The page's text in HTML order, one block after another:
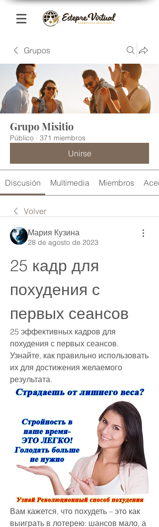
Grupos
Grupo Misitio
Público · 371 miembros
Unirse
Discusión Multimedia Miembros
Volver
Мария Кузина
28 de agosto de 2023
25 кадр для
похудения с
первых сеансов
25 эффективных кадров для
похудения с первых сеансов.
Узнайте, как правильно использовать
их для достижения желаемого
результата.
Вам кажется, что похудеть – это как
выиграть в лотерею: шансов мало, а